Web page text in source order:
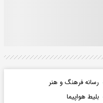
رسانه فرهنگ و هنر
بلیط هواپیما